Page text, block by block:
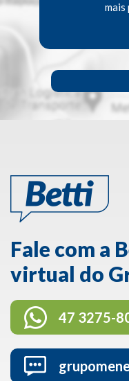
mais
Fale com a
virtual do
47 3275-